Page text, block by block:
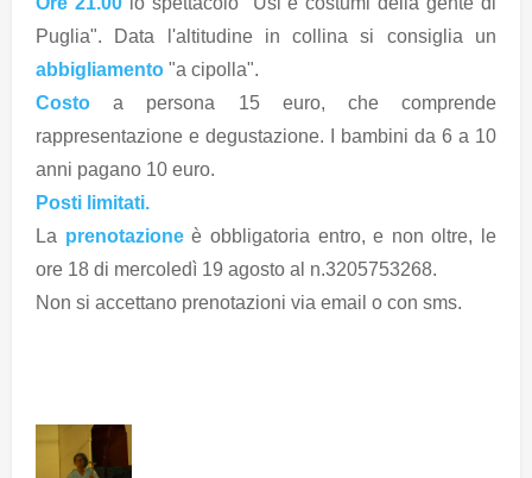
Puglia". Data l'altitudine in collina si consiglia un
abbigliamento "a cipolla".
Costo a persona 15 euro, che comprende
rappresentazione e degustazione. I bambini da 6 a 10
anni pagano 10 euro.
Posti limitati.
La prenotazioneè obbligatoria entro, e non oltre, le
ore 18 di mercoledì 19 agosto al n.3205753268.
Non si accettano prenotazioni via email o con sms.